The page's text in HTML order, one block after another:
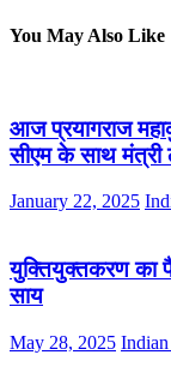
You May Also Like
आज प्रयागराज
सीएम के साथ मंत्री
January 22, 2025
युक्तियुक्तकरण का
साय
May 28, 2025